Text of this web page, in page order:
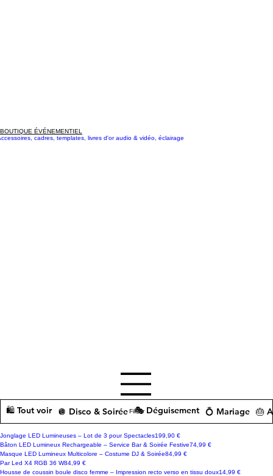
BOUTIQUE ÉVÉNEMENTIEL
cadres, templates, livres d'or audio & vidéo, éclairage
🛍️ Tout voir 🪩 Disco & Soirée 🎭 Déguisement 💍 Mariage 🎂
Filtrer
Jonglage LED Lumineuses – Lot de 3 pour SpectaclesPrix
199,90 €
Bâton LED Lumineux Rechargeable – Service Bar & Soirée FestivePrix
74,99 €
Masque LED Lumineux Multicolore – Costume DJ & SoiréePrix
84,99 €
Par Led X4 RGB 36 WPrix
84,99 €
Housse de coussin boule disco femme – Impression recto verso en tissu douxPrix
14,99 €